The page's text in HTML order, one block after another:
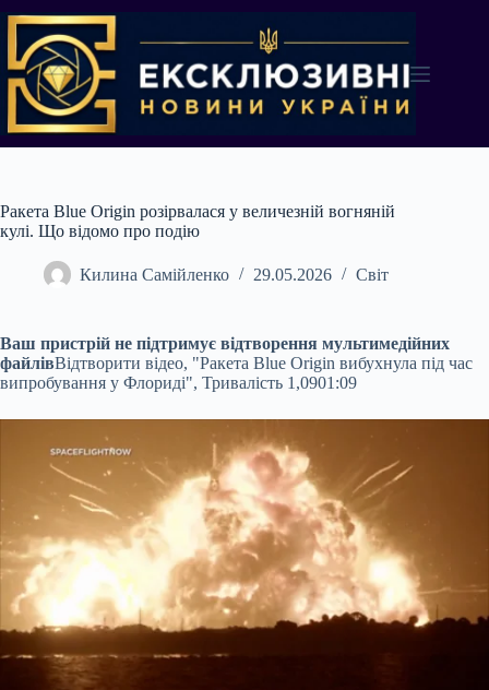
до
вмісту
Ракета Blue Origin розірвалася у величезній вогняній
кулі. Що відомо про подію
Килина Самійленко 29.05.2026 Світ
Ваш пристрій не підтримує відтворення мультимедійних
файлівВідтворити відео, "Ракета Blue Origin вибухнула під час
випробування у Флориді", Тривалість 1,0901:09